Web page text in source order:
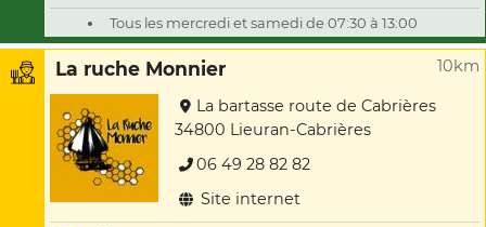
Tous les mercredi et samedi de 07:30 à 13:00
La ruche Monnier 10km
La bartasse route de Cabrières
34800 Lieuran-Cabrières
06 49 28 82 82
Site internet